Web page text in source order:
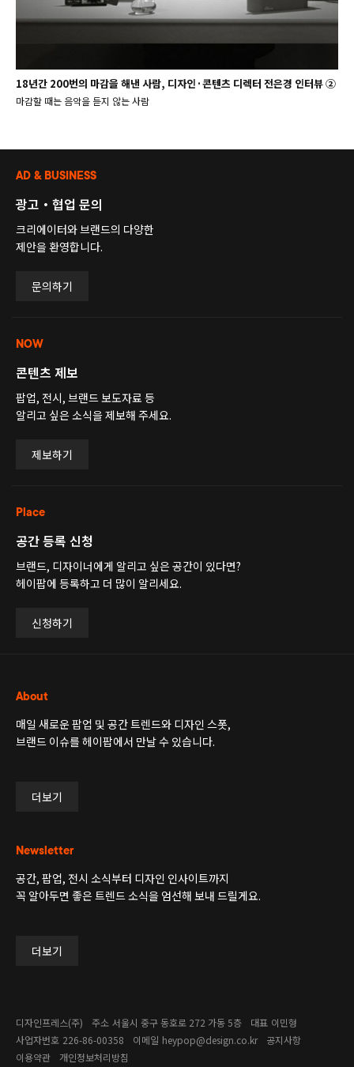
18년간 200번의 마감을 해낸 사람, 디자인·콘텐츠 디렉터 전은경 인터뷰 ②
마감할 때는 음악을 듣지 않는 사람
AD & BUSINESS
광고・협업 문의
크리에이터와 브랜드의 다양한
제안을 환영합니다.
문의하기
NOW
콘텐츠 제보
팝업, 전시, 브랜드 보도자료 등
알리고 싶은 소식을 제보해 주세요.
제보하기
Place
공간 등록 신청
브랜드, 디자이너에게 알리고 싶은 공간이 있다면?
헤이팝에 등록하고 더 많이 알리세요.
신청하기
About
매일 새로운 팝업 및 공간 트렌드와 디자인 스폿,
브랜드 이슈를 헤이팝에서 만날 수 있습니다.
더보기
Newsletter
공간, 팝업, 전시 소식부터 디자인 인사이트까지
꼭 알아두면 좋은 트렌드 소식을 엄선해 보내 드릴게요.
더보기
디자인프레스(주) 주소 서울시 중구 동호로 272 가동 5층 대표 이민형
사업자번호 226-86-00358​ 이메일 heypop@design.co.kr
공지사항
이용약관
개인정보처리방침